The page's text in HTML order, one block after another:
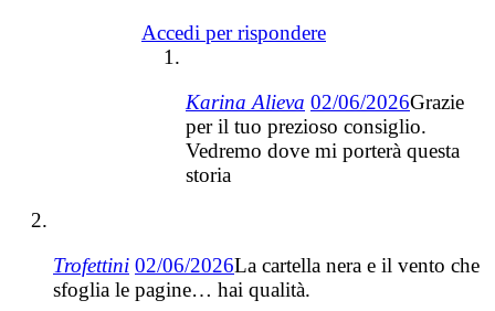
Accedi per rispondere
Karina Alieva 02/06/2026Grazie
per il tuo prezioso consiglio.
Vedremo dove mi porterà questa
storia
Trofettini 02/06/2026La cartella nera e il vento che
sfoglia le pagine… hai qualità.